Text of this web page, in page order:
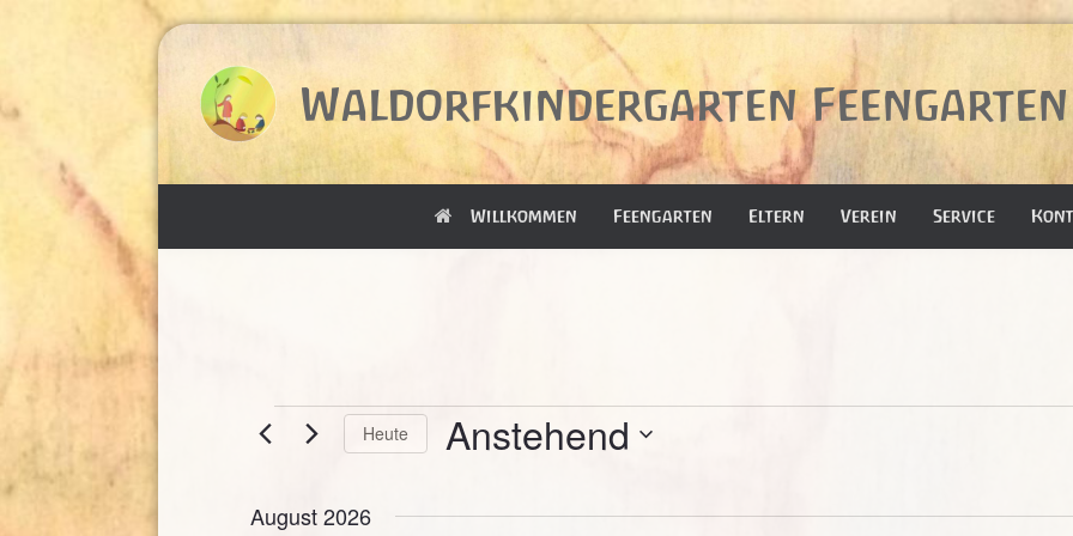
Zum
Inhalt
springen
Waldorfkindergarten
Willkommen Feengarten Eltern Verein Service
Veranstaltungen
Heute Anstehend
August 2026